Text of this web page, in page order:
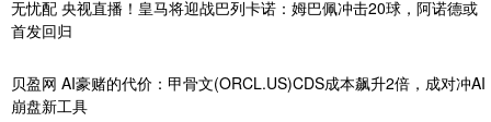
无忧配 央视直播！皇马将迎战巴列卡诺：姆巴佩冲击20球，阿诺德或
首发回归
贝盈网 AI豪赌的代价：甲骨文(ORCL.US)CDS成本飙升2倍，成对冲AI
崩盘新工具